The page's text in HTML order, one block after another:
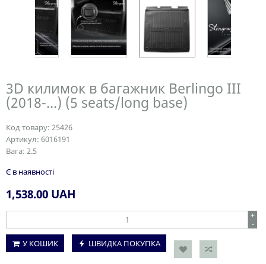
3D килимок в багажник Berlingo III
(2018-...) (5 seats/long base)
Код товару: 25426
Артикул: 6016191
Вага: 2.5
Є в наявності
1,538.00 UAH
+
-
У КОШИК
ШВИДКА ПОКУПКА